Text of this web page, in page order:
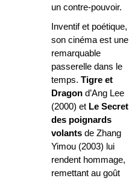
un contre-pouvoir.
Inventif et poétique,
son cinéma est une
remarquable
passerelle dans le
temps. Tigre et
Dragon d’Ang Lee
(2000) et Le Secret
des poignards
volants de Zhang
Yimou (2003) lui
rendent hommage,
remettant au goût